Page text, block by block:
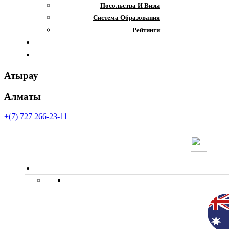
Посольства И Визы
Система Образования
Рейтинги
Атырау
Алматы
+(7) 727 266-23-11